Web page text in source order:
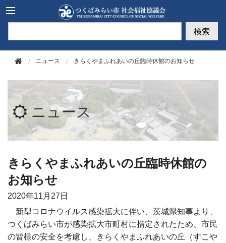
検索
ニュース きらくやまふれあいの丘臨時休館のお知らせ
ニュース
きらくやまふれあいの丘臨時休館の
お知らせ
2020年11月27日
新型コロナウイルス感染拡大に伴い、茨城県知事より、
つくばみらい市が感染拡大市町村に指定されたため、市民
の皆様の安全を考慮し、きらくやまふれあいの丘（すこや